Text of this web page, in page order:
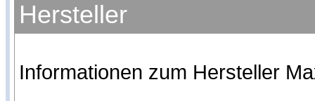
Hersteller
Informationen zum Hersteller